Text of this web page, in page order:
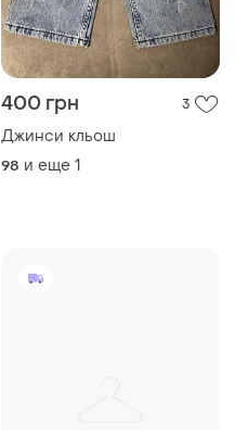
400 грн 3
Джинси кльош
98 и еще 1